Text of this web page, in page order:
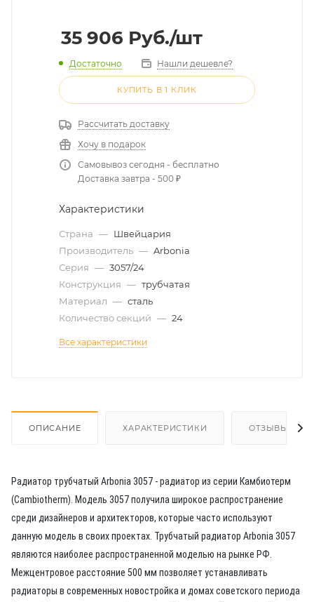
35 906 Руб./шт
Достаточно Нашли дешевле?
КУПИТЬ В 1 КЛИК
Рассчитать доставку
Хочу в подарок
Самовывоз сегодня - бесплатно
Доставка завтра - 500 ₽
Характеристики
Страна — Швейцария
Производитель — Arbonia
Серия — 3057/24
Конструкция — трубчатая
Материал — сталь
Количество секций — 24
Все характеристики
ОПИСАНИЕ ХАРАКТЕРИСТИКИ ОТЗЫВЫ
Радиатор трубчатый Arbonia 3057 - радиатор из серии Камбиотерм
(Cambiotherm). Модель 3057 получила широкое распространение
среди дизайнеров и архитекторов, которые часто используют
данную модель в своих проектах. Трубчатый радиатор Arbonia 3057
являются наиболее распространенной моделью на рынке РФ.
Межцентровое расстояние 500 мм позволяет устанавливать
радиаторы в современных новостройка и домах советского периода